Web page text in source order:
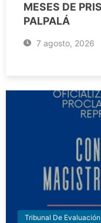
MESES DE
PALPALÁ
7 agosto, 2026
Tribunal De Evaluación